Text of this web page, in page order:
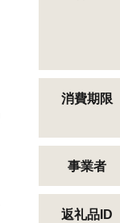
消費期限
事業者
返礼品ID